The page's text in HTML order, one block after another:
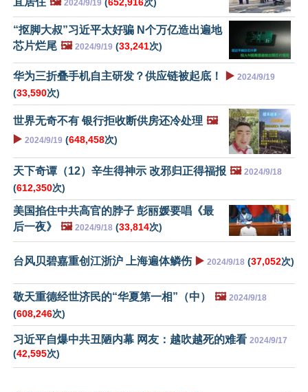
2024/9/19
“抠脚大叔”习近平太好骗 N个万亿造出遍地
芯片烂尾 🖼️ 2024/9/19 (33,241次)
华为三折叠手机自主研发？供应链被起底！ ▶️ 2024/9/19
(33,590次)
世界无奇不有 银行拒收断供房还冷处理 🖼️
▶️ 2024/9/19 (648,458次)
天下奇谭（12）辛生得神示 改邪归正得福报 🖼️ 2024/9/18
(612,350次)
美国掐住中共高官的脖子 彭丽媛要唱《最
后一夜》
🖼️ 2024/9/18 (33,814次)
台风贝碧嘉重创江浙沪 上海遍体鳞伤 ▶️ 2024/9/18 (37,052次)
敬天重德经世济民的“华夏第一相”（中） 🖼️ 2024/9/18
(608,246次)
习近平自爆中共丑陋内幕 网友：越吹越死的难看 2024/9/17
(42,595次)